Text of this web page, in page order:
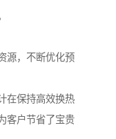
源，不断优化预
在保持高效换热
客户节省了宝贵